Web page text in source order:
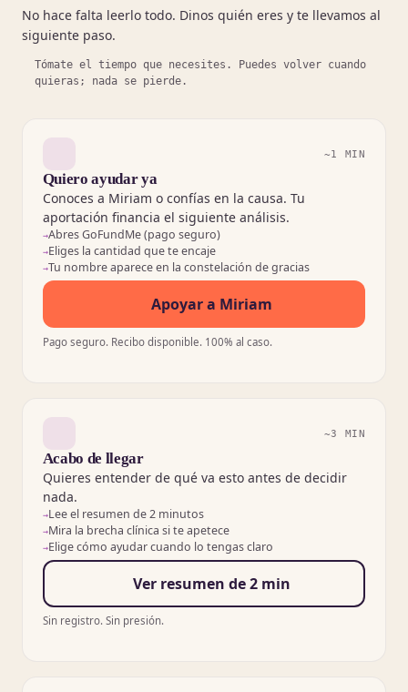
No hace falta leerlo todo. Dinos quién eres y te llevamos al
siguiente paso.
Tómate el tiempo que necesites. Puedes volver cuando
quieras; nada se pierde.
~1 MIN
Quiero ayudar ya
Conoces a Miriam o confías en la causa. Tu
aportación financia el siguiente análisis.
Abres GoFundMe (pago seguro)
Eliges la cantidad que te encaje
Tu nombre aparece en la constelación de gracias
Apoyar a Miriam
(se abre en una pestaña
Pago seguro. Recibo disponible. 100% al caso.
~3 MIN
Acabo de llegar
Quieres entender de qué va esto antes de decidir
nada.
Lee el resumen de 2 minutos
Mira la brecha clínica si te apetece
Elige cómo ayudar cuando lo tengas claro
Ver resumen de 2 min
Sin registro. Sin presión.